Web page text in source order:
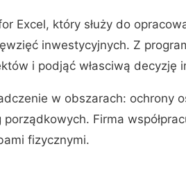
Excel, który służy do
inwestycyjnych. Z
i podjąć własciwą decyzję
w obszarach: ochrony
Firma
fizycznymi.